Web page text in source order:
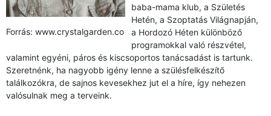
Forrás: www.crystalgarden.co
baba-mama klub, a Születés
Hetén, a Szoptatás Világnapján,
a Hordozó Héten különböző
programokkal való részvétel,
valamint egyéni, páros és kiscsoportos tanácsadást is tartunk.
Szeretnénk, ha nagyobb igény lenne a szülésfelkészítő
találkozókra, de sajnos kevesekhez jut el a híre, így nehezen
valósulnak meg a terveink.